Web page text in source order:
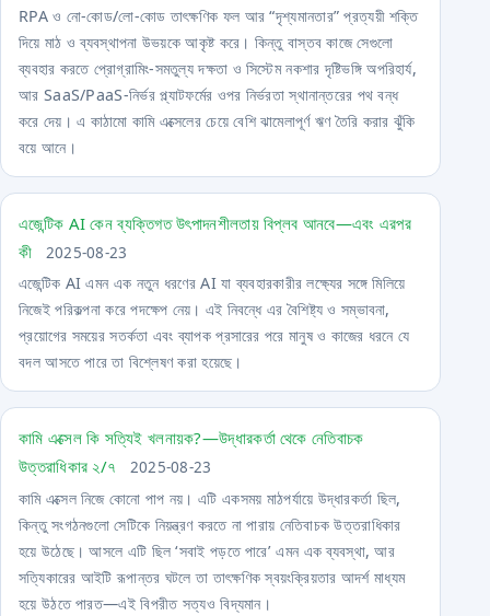
RPA ও নো-কোড/লো-কোড তাৎক্ষণিক ফল আর “দৃশ্যমানতার” প্রত্যয়ী শক্তি
দিয়ে মাঠ ও ব্যবস্থাপনা উভয়কে আকৃষ্ট করে। কিন্তু বাস্তব কাজে সেগুলো
ব্যবহার করতে প্রোগ্রামিং-সমতুল্য দক্ষতা ও সিস্টেম নকশার দৃষ্টিভঙ্গি অপরিহার্য,
আর SaaS/PaaS-নির্ভর প্ল্যাটফর্মের ওপর নির্ভরতা স্থানান্তরের পথ বন্ধ
করে দেয়। এ কাঠামো কামি এক্সেলের চেয়ে বেশি ঝামেলাপূর্ণ ঋণ তৈরি করার ঝুঁকি
বয়ে আনে।
এজেন্টিক AI কেন ব্যক্তিগত উৎপাদনশীলতায় বিপ্লব আনবে—এবং এরপর
কী
2025-08-23
এজেন্টিক AI এমন এক নতুন ধরণের AI যা ব্যবহারকারীর লক্ষ্যের সঙ্গে মিলিয়ে
নিজেই পরিকল্পনা করে পদক্ষেপ নেয়। এই নিবন্ধে এর বৈশিষ্ট্য ও সম্ভাবনা,
প্রয়োগের সময়ের সতর্কতা এবং ব্যাপক প্রসারের পরে মানুষ ও কাজের ধরনে যে
বদল আসতে পারে তা বিশ্লেষণ করা হয়েছে।
কামি এক্সেল কি সত্যিই খলনায়ক?—উদ্ধারকর্তা থেকে নেতিবাচক
উত্তরাধিকার ২/৭
2025-08-23
কামি এক্সেল নিজে কোনো পাপ নয়। এটি একসময় মাঠপর্যায়ে উদ্ধারকর্তা ছিল,
কিন্তু সংগঠনগুলো সেটিকে নিয়ন্ত্রণ করতে না পারায় নেতিবাচক উত্তরাধিকার
হয়ে উঠেছে। আসলে এটি ছিল ‘সবাই পড়তে পারে’ এমন এক ব্যবস্থা, আর
সত্যিকারের আইটি রূপান্তর ঘটলে তা তাৎক্ষণিক স্বয়ংক্রিয়তার আদর্শ মাধ্যম
হয়ে উঠতে পারত—এই বিপরীত সত্যও বিদ্যমান।